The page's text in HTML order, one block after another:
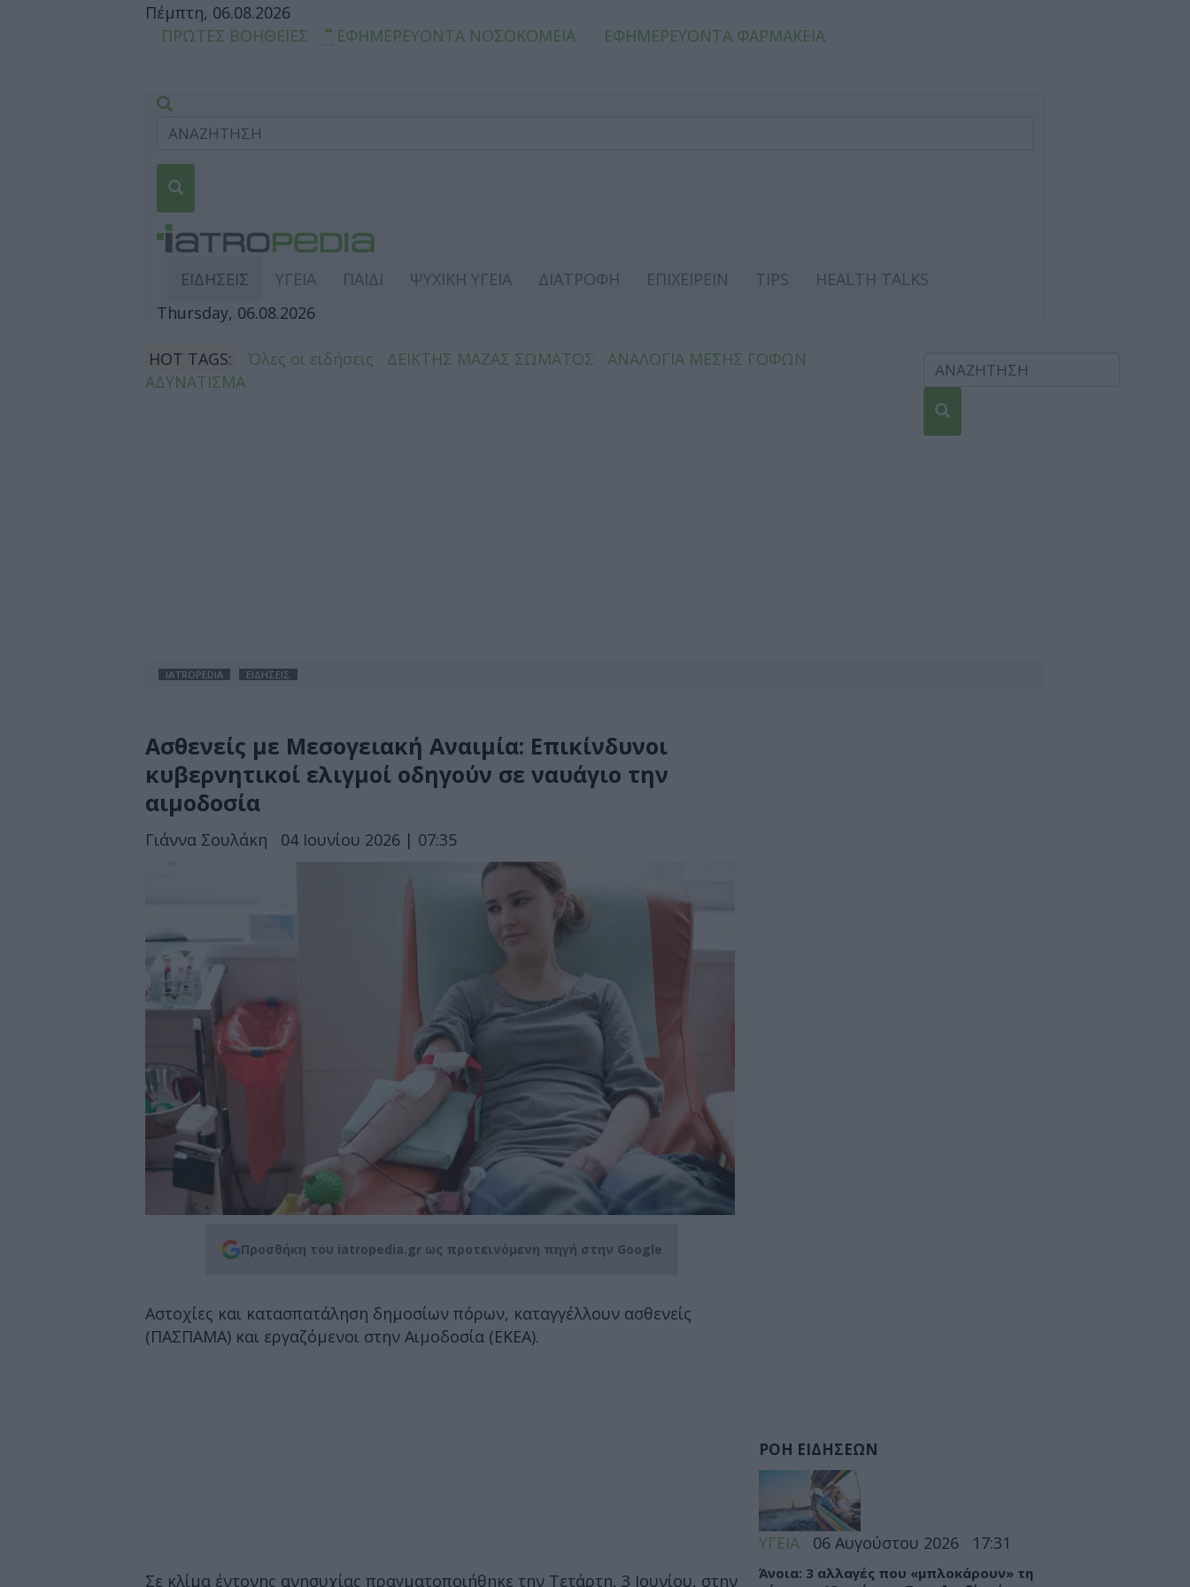
Πέμπτη, 06.08.2026
ΠΡΩΤΕΣ ΒΟΗΘΕΙΕΣ
ΕΦΗΜΕΡΕΥΟΝΤΑ ΝΟΣΟΚΟΜΕΙΑ ΕΦΗΜΕΡΕΥΟΝΤΑ ΦΑΡΜΑΚΕΙΑ
ΕΙΔΗΣΕΙΣ ΥΓΕΙΑ ΠΑΙΔΙ ΨΥΧΙΚΗ ΥΓΕΙΑ ΔΙΑΤΡΟΦΗ ΕΠΙΧΕΙΡΕΙΝ TIPS
HEALTH TALKS
Thursday, 06.08.2026
HOT TAGS: Όλες οι ειδήσεις ΔΕΙΚΤΗΣ ΜΑΖΑΣ ΣΩΜΑΤΟΣ
ΑΝΑΛΟΓΙΑ ΜΕΣΗΣ ΓΟΦΩΝ
ΑΔΥΝΑΤΙΣΜΑ
IATROPEDIA ΕΙΔΗΣΕΙΣ
Ασθενείς με Μεσογειακή Αναιμία: Επικίνδυνοι
κυβερνητικοί ελιγμοί οδηγούν σε ναυάγιο την
αιμοδοσία
Γιάννα Σουλάκη 04 Ιουνίου 2026 | 07:35
Προσθήκη του iatropedia.gr ως προτεινόμενη πηγή στην Google
Αστοχίες και κατασπατάληση δημοσίων πόρων, καταγγέλλουν ασθενείς
(ΠΑΣΠΑΜΑ) και εργαζόμενοι στην Αιμοδοσία (ΕΚΕΑ).
Σε κλίμα έντονης ανησυχίας πραγματοποιήθηκε την Τετάρτη, 3 Ιουνίου, στην
ΡΟΗ ΕΙΔΗΣΕΩΝ
ΥΓΕΙΑ 06 Αυγούστου 2026 17:31
Άνοια: 3 αλλαγές που «μπλοκάρουν» τη